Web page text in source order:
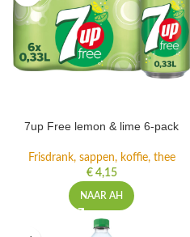
7up Free lemon & lime 6-pack
Frisdrank, sappen, koffie, thee
€4,15
NAAR AH